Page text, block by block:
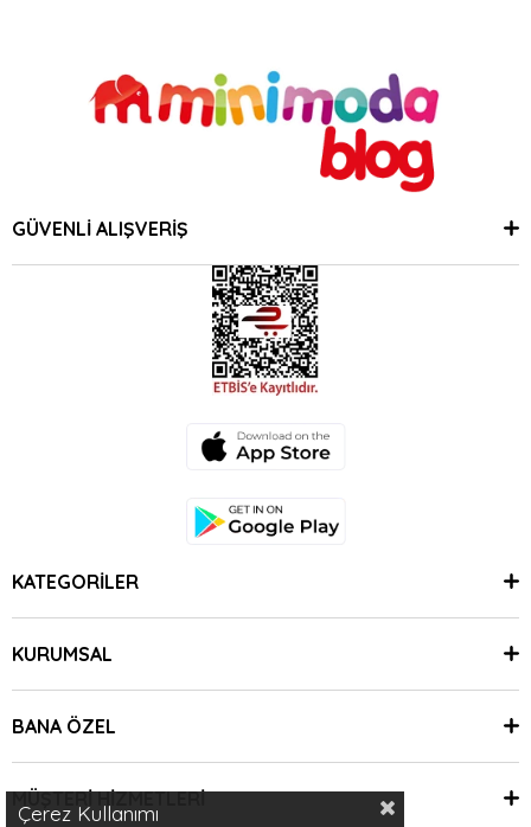
GÜVENLİ ALIŞVERİŞ
KATEGORİLER
KURUMSAL
BANA ÖZEL
MÜŞTERİ HİZMETLERİ
Çerez Kullanımı